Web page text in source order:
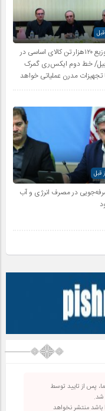
تأمین و توزیع ۱۲۰هزار تن کالای اساسی در
خط دوم ایکس‌ری گمرک
تجهیزات مدرن عملیاتی خواهد
در مصرف انرژی و آب
پس از تایید توسط
شد.
باشد منتشر نخواهد